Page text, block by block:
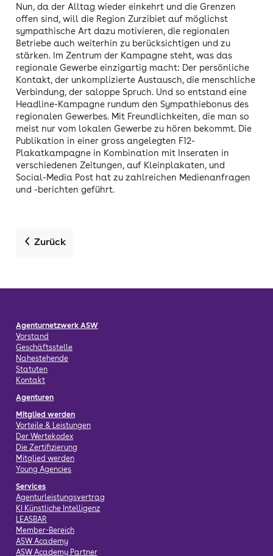
Nun, da der Alltag wieder einkehrt und die Grenzen
offen sind, will die Region Zurzibiet auf möglichst
sympathische Art dazu motivieren, die regionalen
Betriebe auch weiterhin zu berücksichtigen und zu
stärken. Im Zentrum der Kampagne steht, was das
regionale Gewerbe einzigartig macht: Der persönliche
Kontakt, der unkomplizierte Austausch, die menschliche
Verbindung, der saloppe Spruch. Und so entstand eine
Headline-Kampagne rundum den Sympathiebonus des
regionalen Gewerbes. Mit Freundlichkeiten, die man so
meist nur vom lokalen Gewerbe zu hören bekommt. Die
Publikation in einer gross angelegten F12-
Plakatkampagne in Kombination mit Inseraten in
verschiedenen Zeitungen, auf Kleinplakaten, und
Social-Media Post hat zu zahlreichen Medienanfragen
und -berichten geführt.
Zurück
Agenturnetzwerk ASW
Vorstand
Geschäftsstelle
Nahestehende
Statuten
Kontakt
Agenturen
Mitglied werden
Vorteile & Leistungen
Der Wertekodex
Die Zertifizierung
Mitglied werden
Young Agencies
Services
Agenturleistungsvertrag
KI Künstliche Intelligenz
LEASBAR
Member-Bereich
ASW Academy
ASW Academy Partner